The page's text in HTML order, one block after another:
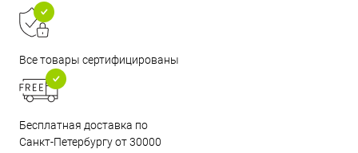
Все товары сертифицированы
Бесплатная доставка по
Санкт-Петербургу от 30000